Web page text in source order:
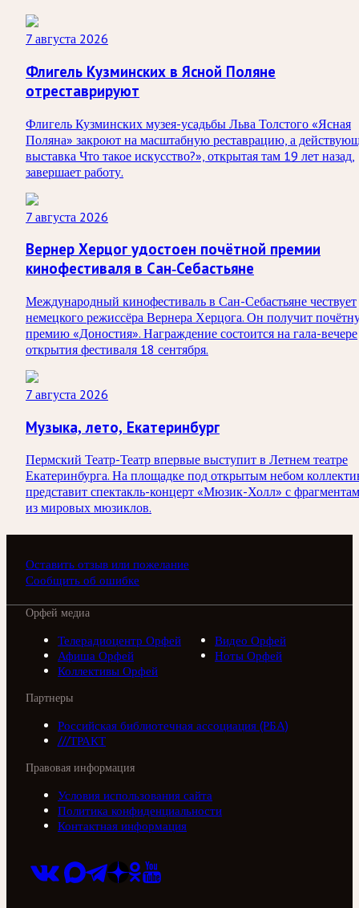
7 августа 2026
Флигель Кузминских в Ясной Поляне
отреставрируют
Флигель Кузминских музея-усадьбы Льва Толстого «Ясная
Поляна» закроют на масштабную реставрацию, а
выставка Что такое искусство?», открытая там 19 лет назад,
завершает работу.
7 августа 2026
Вернер Херцог удостоен почётной премии
кинофестиваля в Сан-Себастьяне
Международный кинофестиваль в Сан-Себастьяне чествует
немецкого режиссёра Вернера Херцога. Он получит
премию «Доностия». Награждение состоится на гала-вечере
открытия фестиваля 18 сентября.
7 августа 2026
Музыка, лето, Екатеринбург
Пермский Театр-Театр впервые выступит в Летнем театре
Екатеринбурга. На площадке под открытым небом
представит спектакль-концерт «Мюзик-Холл» с
из мировых мюзиклов.
Оставить отзыв или пожелание
Сообщить об ошибке
Орфей медиа
Телерадиоцентр Орфей
Видео Орфей
Афиша Орфей
Ноты Орфей
Коллективы Орфей
Партнеры
Российская библиотечная ассоциация (РБА)
///ТРАКТ
Правовая информация
Условия использования сайта
Политика конфиденциальности
Контактная информация